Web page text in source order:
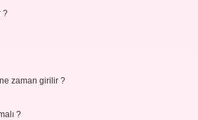
?
zaman girilir ?
?